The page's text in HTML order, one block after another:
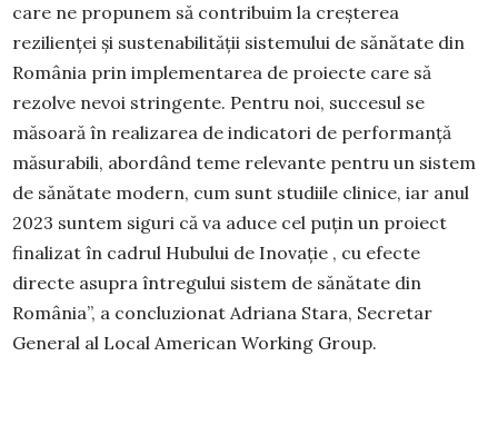
care ne propunem să contribuim la creșterea
rezilienței și sustenabilității sistemului de sănătate din
România prin implementarea de proiecte care să
rezolve nevoi stringente. Pentru noi, succesul se
măsoară în realizarea de indicatori de performanță
măsurabili, abordând teme relevante pentru un sistem
de sănătate modern, cum sunt studiile clinice, iar anul
2023 suntem siguri că va aduce cel puțin un proiect
finalizat în cadrul Hubului de Inovație , cu efecte
directe asupra întregului sistem de sănătate din
România”, a concluzionat Adriana Stara, Secretar
General al Local American Working Group.